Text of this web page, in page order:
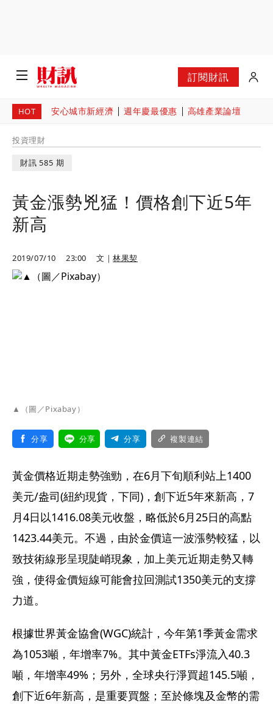
訂閱財訊
HOT 安心城市新經濟 週年慶最優惠 高雄產業論壇
投資理財
財訊 585 期
黃金漲勢兇猛！價格創下近5年
新高
2019/07/10 23:00 文｜林果契
▲（圖／Pixabay）
分享 分享 分享 複製連結
黃金價格近期走勢強勁，在6月下旬順利站上1400
美元/盎司(紐約現貨，下同)，創下近5年來新高，7
月4日以1416.08美元收盤，略低於6月25日的高點
1423.44美元。不過，由於金價這一波漲勢較猛，以
致技術線形呈現陡峭現象，加上美元近期走勢又轉
強，使得金價短線可能會拉回測試1350美元的支撐
力道。
根據世界黃金協會(WGC)統計，今年第1季黃金需求
為1053噸，年增率7%。其中黃金ETFs淨流入40.3
噸，年增率49%；另外，全球央行淨買超145.5噸，
創下近6年新高，是重要買盤；至於條塊及金幣的需